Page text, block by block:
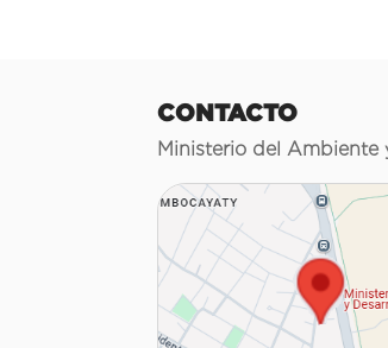
CONTACTO
Ministerio del Ambiente